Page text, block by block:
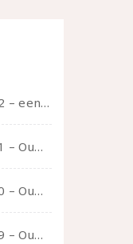
Ongehoord – Aflevering 42 – een gesprek met marijn over seksueel opbloeien, het ouderschap uitvinden en verschillende leeftijden in je mee dragen
Ongehoord – Aflevering 41 – Ouwelui, een gesprek met Marcelle over polyamorie op latere leeftijd, (mantel)zorg voor je partners en seksueel plezier.
Ongehoord – Aflevering 40 – Ouwelui, een gesprek met Sadie Lune over vormende relaties en de geschiedenis van de queer pornobeweging
Ongehoord – Aflevering 39 – Ouwelui, een gesprek met Pepijn en Ivo over hun regenbooggezin, eigenzinnig ouder worden en Cruise Control